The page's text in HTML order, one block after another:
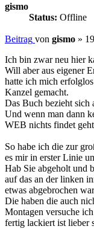
gismo
Status: Offline
Beitrag von gismo »
Ich bin zwar neu hier
Will aber aus eigener
hatte ich mich
Kanzel gemacht.
Das Buch bezieht
Und wenn man dann
WEB nichts findet
So habe ich die zur
es mir in erster Linie
Hab Sie abgeholt und
auf das an der linken
etwas abgebrochen
Die haben die auch
Montagen versuche
fertig lackiert ist lieber